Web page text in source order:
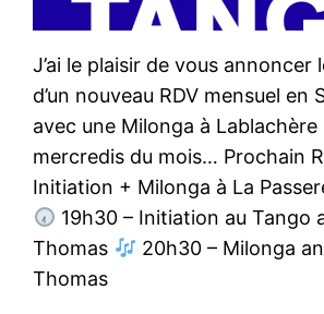
J’ai le plaisir de vous annoncer
d’un nouveau RDV mensuel en
avec une Milonga à Lablachère
mercredis du mois… Prochain
Initiation + Milonga à La
19h30 – Initiation au Tango
Thomas
20h30 – Milonga
Thomas